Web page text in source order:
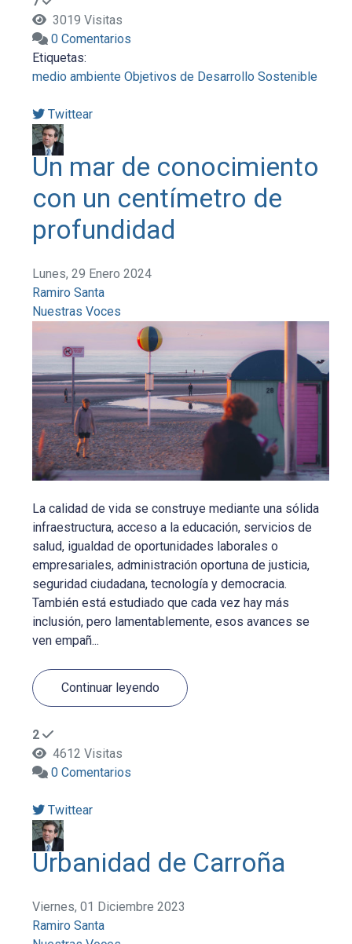
3019 Visitas
0 Comentarios
Etiquetas:
medio ambiente Objetivos de Desarrollo Sostenible
Twittear
Un mar de conocimiento
con un centímetro de
profundidad
Lunes, 29 Enero 2024
Ramiro Santa
Nuestras Voces
La calidad de vida se construye mediante una sólida
infraestructura, acceso a la educación, servicios de
salud, igualdad de oportunidades laborales o
empresariales, administración oportuna de justicia,
seguridad ciudadana, tecnología y democracia.
También está estudiado que cada vez hay más
inclusión, pero lamentablemente, esos avances se
ven empañ...
Continuar leyendo
2
4612 Visitas
0 Comentarios
Twittear
Urbanidad de Carroña
Viernes, 01 Diciembre 2023
Ramiro Santa